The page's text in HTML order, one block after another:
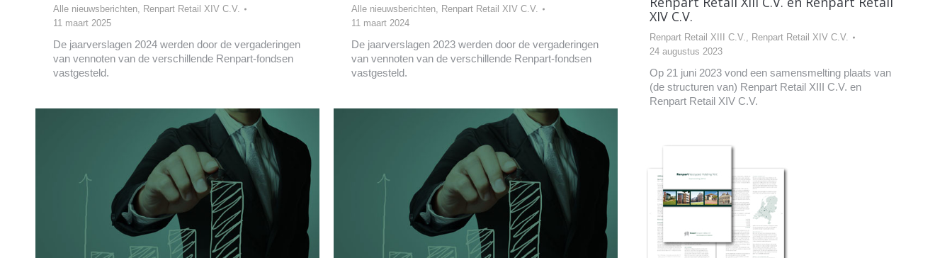
Alle nieuwsberichten, Renpart Retail XIV C.V.
11 maart 2025
De jaarverslagen 2024 werden door de vergaderingen
van vennoten van de verschillende Renpart-fondsen
vastgesteld.
Alle nieuwsberichten, Renpart Retail XIV C.V.
11 maart 2024
De jaarverslagen 2023 werden door de vergaderingen
van vennoten van de verschillende Renpart-fondsen
vastgesteld.
XIV C.V.
Renpart Retail XIII C.V., Renpart Retail XIV C.V.
24 augustus 2023
Op 21 juni 2023 vond een samensmelting plaats van
(de structuren van) Renpart Retail XIII C.V. en
Renpart Retail XIV C.V.